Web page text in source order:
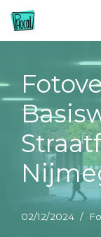
Ga
de
inhoud
02/12/2024